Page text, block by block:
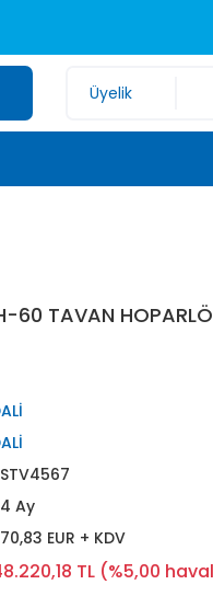
Üyelik
60 TAVAN
Ay
EUR + KDV
TL (%5,00